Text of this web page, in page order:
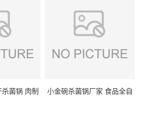
菌锅 肉制
小金碗杀菌锅厂家 食品全自